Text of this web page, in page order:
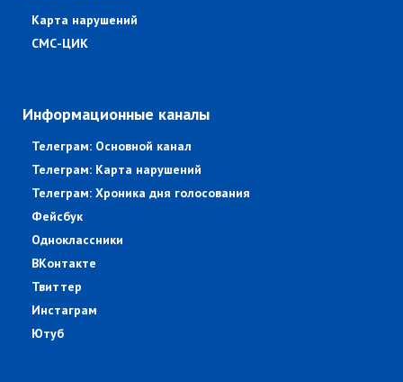
Карта нарушений
СМС-ЦИК
Информационные каналы
Телеграм: Основной канал
Телеграм: Карта нарушений
Телеграм: Хроника дня голосования
Фейсбук
Одноклассники
ВКонтакте
Твиттер
Инстаграм
Ютуб